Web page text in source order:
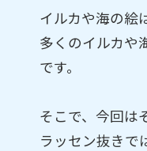
イルカや海の絵
多くのイルカや
です。
そこで、今回は
ラッセン抜きで